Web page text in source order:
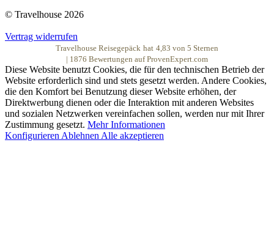
© Travelhouse 2026
Vertrag widerrufen
Travelhouse Reisegepäck hat 4,83 von 5 Sternen
1876 Bewertungen auf ProvenExpert.com
Diese Website benutzt Cookies, die für den technischen Betrieb der
Website erforderlich sind und stets gesetzt werden. Andere Cookies,
die den Komfort bei Benutzung dieser Website erhöhen, der
Direktwerbung dienen oder die Interaktion mit anderen Websites
und sozialen Netzwerken vereinfachen sollen, werden nur mit Ihrer
Zustimmung gesetzt. Mehr Informationen
Konfigurieren Ablehnen Alle akzeptieren